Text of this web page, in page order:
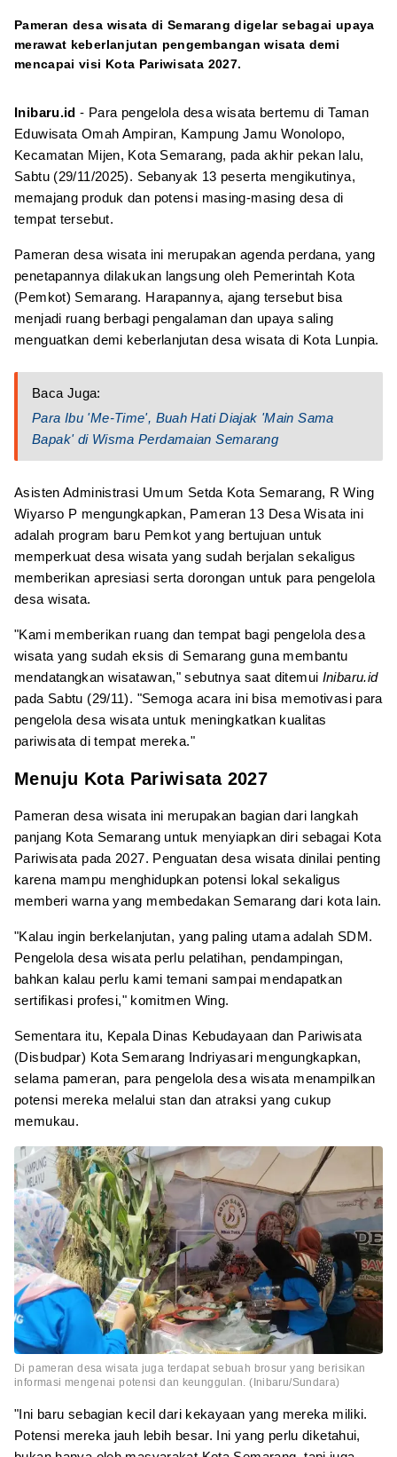
Pameran desa wisata di Semarang digelar sebagai upaya
merawat keberlanjutan pengembangan wisata demi
mencapai visi Kota Pariwisata 2027.
Inibaru.id- Para pengelola desa wisata bertemu di Taman
Eduwisata Omah Ampiran, Kampung Jamu Wonolopo,
Kecamatan Mijen, Kota Semarang, pada akhir pekan lalu,
Sabtu (29/11/2025). Sebanyak 13 peserta mengikutinya,
memajang produk dan potensi masing-masing desa di
tempat tersebut.
Pameran desa wisata ini merupakan agenda perdana, yang
penetapannya dilakukan langsung oleh Pemerintah Kota
(Pemkot) Semarang. Harapannya, ajang tersebut bisa
menjadi ruang berbagi pengalaman dan upaya saling
menguatkan demi keberlanjutan desa wisata di Kota Lunpia.
Baca Juga:
Para Ibu 'Me-Time', Buah Hati Diajak 'Main Sama
Bapak' di Wisma Perdamaian Semarang
Asisten Administrasi Umum Setda Kota Semarang, R Wing
Wiyarso P mengungkapkan, Pameran 13 Desa Wisata ini
adalah program baru Pemkot yang bertujuan untuk
memperkuat desa wisata yang sudah berjalan sekaligus
memberikan apresiasi serta dorongan untuk para pengelola
desa wisata.
"Kami memberikan ruang dan tempat bagi pengelola desa
wisata yang sudah eksis di Semarang guna membantu
mendatangkan wisatawan," sebutnya saat ditemui Inibaru.id
pada Sabtu (29/11). "Semoga acara ini bisa memotivasi para
pengelola desa wisata untuk meningkatkan kualitas
pariwisata di tempat mereka."
Menuju Kota Pariwisata 2027
Pameran desa wisata ini merupakan bagian dari langkah
panjang Kota Semarang untuk menyiapkan diri sebagai Kota
Pariwisata pada 2027. Penguatan desa wisata dinilai penting
karena mampu menghidupkan potensi lokal sekaligus
memberi warna yang membedakan Semarang dari kota lain.
"Kalau ingin berkelanjutan, yang paling utama adalah SDM.
Pengelola desa wisata perlu pelatihan, pendampingan,
bahkan kalau perlu kami temani sampai mendapatkan
sertifikasi profesi," komitmen Wing.
Sementara itu, Kepala Dinas Kebudayaan dan Pariwisata
(Disbudpar) Kota Semarang Indriyasari mengungkapkan,
selama pameran, para pengelola desa wisata menampilkan
potensi mereka melalui stan dan atraksi yang cukup
memukau.
Di pameran desa wisata juga terdapat sebuah brosur yang berisikan
informasi mengenai potensi dan keunggulan. (Inibaru/Sundara)
"Ini baru sebagian kecil dari kekayaan yang mereka miliki.
Potensi mereka jauh lebih besar. Ini yang perlu diketahui,